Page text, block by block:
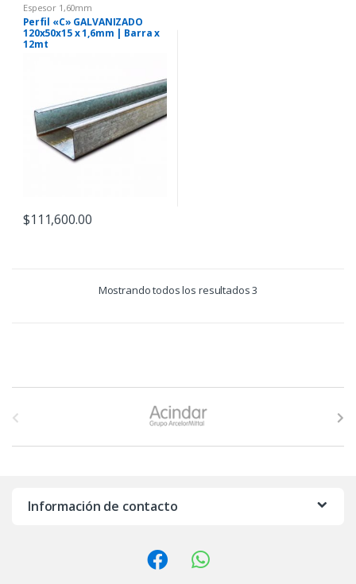
Espesor 1,60mm
Perfil «C» GALVANIZADO
120x50x15 x 1,6mm | Barra x
12mt
$111,600.00
Mostrando todos los resultados 3
Información de contacto